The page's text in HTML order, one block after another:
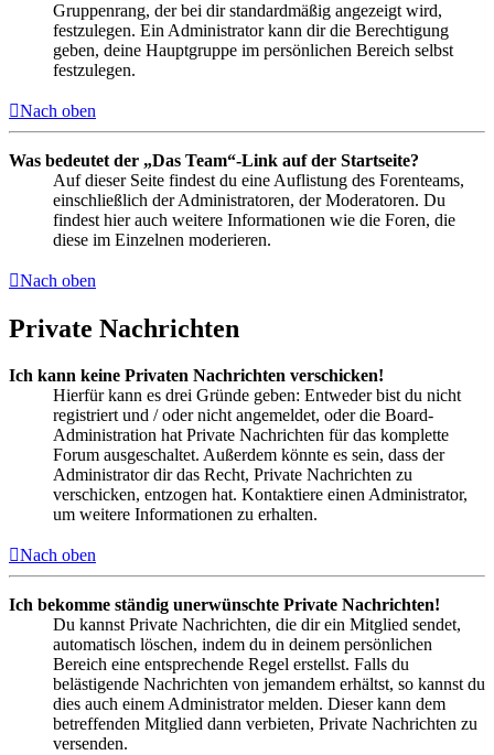
Gruppenrang, der bei dir standardmäßig angezeigt wird,
festzulegen. Ein Administrator kann dir die Berechtigung
geben, deine Hauptgruppe im persönlichen Bereich selbst
festzulegen.
Nach oben
Was bedeutet der „Das Team“-Link auf der Startseite?
Auf dieser Seite findest du eine Auflistung des Forenteams,
einschließlich der Administratoren, der Moderatoren. Du
findest hier auch weitere Informationen wie die Foren, die
diese im Einzelnen moderieren.
Nach oben
Private Nachrichten
Ich kann keine Privaten Nachrichten verschicken!
Hierfür kann es drei Gründe geben: Entweder bist du nicht
registriert und / oder nicht angemeldet, oder die Board-
Administration hat Private Nachrichten für das komplette
Forum ausgeschaltet. Außerdem könnte es sein, dass der
Administrator dir das Recht, Private Nachrichten zu
verschicken, entzogen hat. Kontaktiere einen Administrator,
um weitere Informationen zu erhalten.
Nach oben
Ich bekomme ständig unerwünschte Private Nachrichten!
Du kannst Private Nachrichten, die dir ein Mitglied sendet,
automatisch löschen, indem du in deinem persönlichen
Bereich eine entsprechende Regel erstellst. Falls du
belästigende Nachrichten von jemandem erhältst, so kannst du
dies auch einem Administrator melden. Dieser kann dem
betreffenden Mitglied dann verbieten, Private Nachrichten zu
versenden.